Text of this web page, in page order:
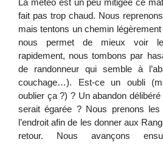
La météo est un peu mitigée ce
fait pas trop chaud. Nous
mais tentons un chemin
nous permet de mieux voir
rapidement, nous tombons par
de randonneur qui semble à
couchage…). Est-ce un oubli
oublier ça ?) ? Un abandon
serait égarée ? Nous prenons
l’endroit afin de les donner aux
retour. Nous avançons